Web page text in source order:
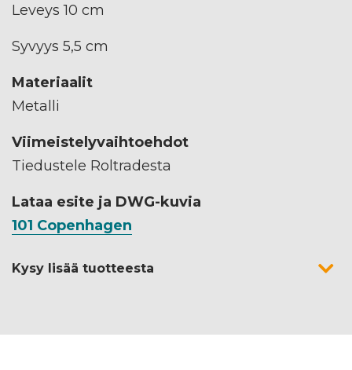
Leveys 10 cm
Syvyys 5,5 cm
Materiaalit
Metalli
Viimeistelyvaihtoehdot
Tiedustele Roltradesta
Lataa esite ja DWG-kuvia
101 Copenhagen
Kysy lisää tuotteesta